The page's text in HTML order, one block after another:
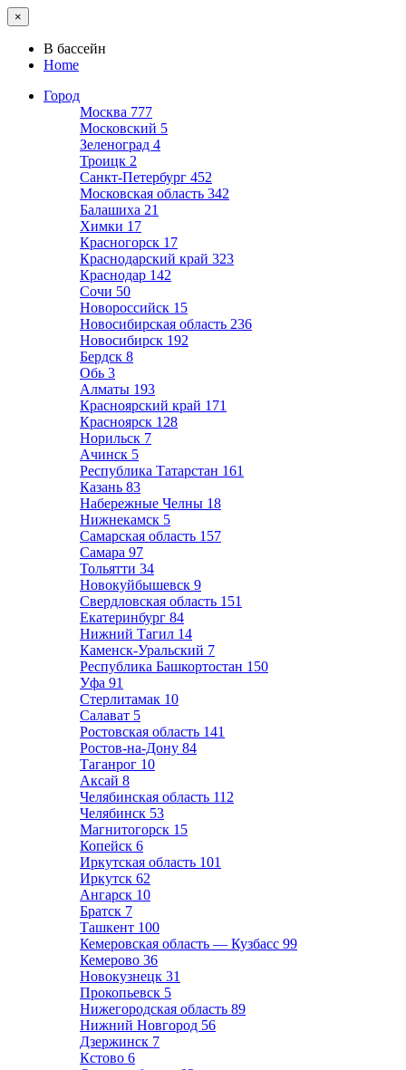
×
В бассейн
Home
Город
Москва 777
Московский 5
Зеленоград 4
Троицк 2
Санкт-Петербург 452
Московская область 342
Балашиха 21
Химки 17
Красногорск 17
Краснодарский край 323
Краснодар 142
Сочи 50
Новороссийск 15
Новосибирская область 236
Новосибирск 192
Бердск 8
Обь 3
Алматы 193
Красноярский край 171
Красноярск 128
Норильск 7
Ачинск 5
Республика Татарстан 161
Казань 83
Набережные Челны 18
Нижнекамск 5
Самарская область 157
Самара 97
Тольятти 34
Новокуйбышевск 9
Свердловская область 151
Екатеринбург 84
Нижний Тагил 14
Каменск-Уральский 7
Республика Башкортостан 150
Уфа 91
Стерлитамак 10
Салават 5
Ростовская область 141
Ростов-на-Дону 84
Таганрог 10
Аксай 8
Челябинская область 112
Челябинск 53
Магнитогорск 15
Копейск 6
Иркутская область 101
Иркутск 62
Ангарск 10
Братск 7
Ташкент 100
Кемеровская область — Кузбасс 99
Кемерово 36
Новокузнецк 31
Прокопьевск 5
Нижегородская область 89
Нижний Новгород 56
Дзержинск 7
Кстово 6